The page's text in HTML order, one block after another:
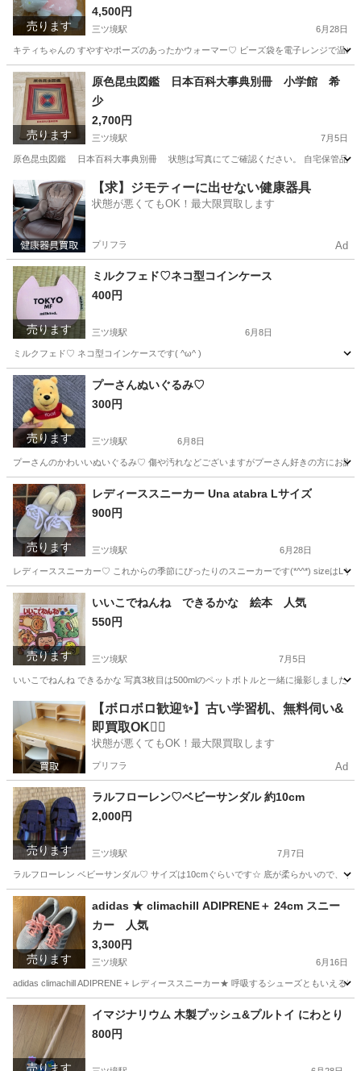
売ります
4,500円
三ツ境駅 6月28日
キティちゃんの すやすやポーズのあったかウォーマー♡ ビーズ袋を電子レンジで温
神奈川 横浜市 三ツ境駅 生活雑貨 キティちゃん
売ります
原色昆虫図鑑 日本百科大事典別冊 小学館 希
少
2,700円
三ツ境駅 7月5日
原色昆虫図鑑 日本百科大事典別冊 状態は写真にてご確認ください。 自宅保管品
神奈川 横浜市 三ツ境駅 本/CD/DVD 図鑑
【求】ジモティーに出せない健康器具
状態が悪くてもOK！最大限買取します
プリフラ Ad
売ります
ミルクフェド♡ネコ型コインケース
400円
三ツ境駅 6月8日
ミルクフェド♡ ネコ型コインケースです( ^ω^ )
神奈川 横浜市 三ツ境駅 生活雑貨
売ります
プーさんぬいぐるみ♡
300円
三ツ境駅 6月8日
プーさんのかわいいぬいぐるみ♡ 傷や汚れなどございますがプーさん好きの方にお譲
神奈川 横浜市 三ツ境駅 おもちゃ
売ります
レディーススニーカー Una atabra Lサイズ
900円
三ツ境駅 6月28日
レディーススニーカー♡ これからの季節にぴったりのスニーカーです(*^^*) sizeはL
神奈川 横浜市 三ツ境駅 靴/バッグ シューズ
売ります
いいこでねんね できるかな 絵本 人気
550円
三ツ境駅 7月5日
いいこでねんね できるかな 写真3枚目は500mlのペットボトルと一緒に撮影しました
神奈川 横浜市 三ツ境駅 絵本 モンテッソーリ
【ボロボロ歓迎✨】古い学習机、無料伺い&
即買取OK🙆‍♀️
状態が悪くてもOK！最大限買取します
プリフラ Ad
売ります
ラルフローレン♡ベビーサンダル 約10cm
2,000円
三ツ境駅 7月7日
ラルフローレン ベビーサンダル♡ サイズは10cmぐらいです☆ 底が柔らかいので、 タ
神奈川 横浜市 三ツ境駅
売ります
adidas ★ climachill ADIPRENE＋ 24cm スニー
カー 人気
3,300円
三ツ境駅 6月16日
adidas climachill ADIPRENE + レディーススニーカー★ 呼吸するシューズともいえる
神奈川 横浜市 三ツ境駅 シューズ
売ります
イマジナリウム 木製プッシュ&プルトイ にわとり
800円